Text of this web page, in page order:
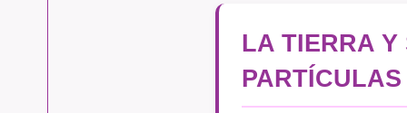
LA TIERRA Y
PARTÍCULAS